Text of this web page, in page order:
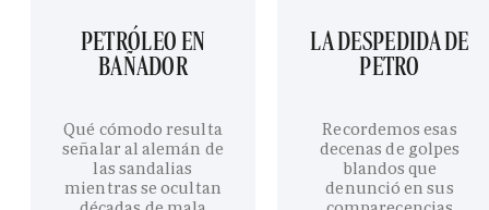
PETRÓLEO EN
BAÑADOR
Qué cómodo resulta
señalar al alemán de
las sandalias
mientras se ocultan
LA DESPEDIDA DE
PETRO
Recordemos esas
decenas de golpes
blandos que
denunció en sus